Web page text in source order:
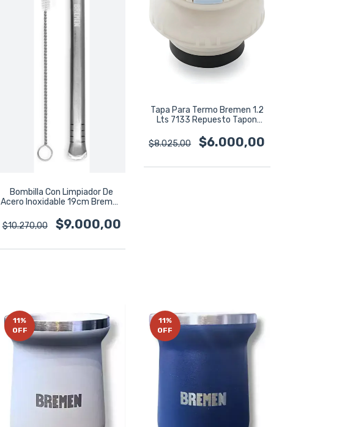
Bombilla Con Limpiador De
Acero Inoxidable 19cm Bremen
$10.270,00
$9.000,00
Tapa Para Termo Bremen 1.2
Lts 7133 Repuesto Tapon
$8.025,00
$6.000,00
11%
OFF
11%
OFF